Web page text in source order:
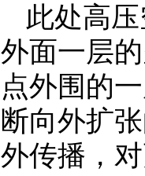
此处高
外面一层
点外围的
断向外扩
外传播，